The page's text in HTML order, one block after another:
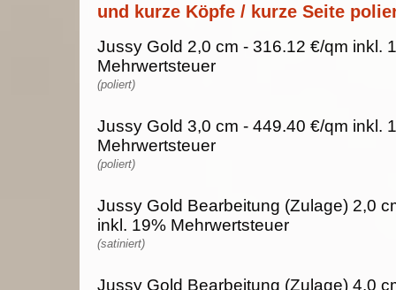
und kurze Köpfe / kurze Seite
Jussy Gold 2,0 cm - 316.12 €/qm inkl.
Mehrwertsteuer
(poliert)
Jussy Gold 3,0 cm - 449.40 €/qm inkl.
Mehrwertsteuer
(poliert)
Jussy Gold Bearbeitung (Zulage) 2,0
inkl. 19% Mehrwertsteuer
(satiniert)
Jussy Gold Bearbeitung (Zulage) 4,0